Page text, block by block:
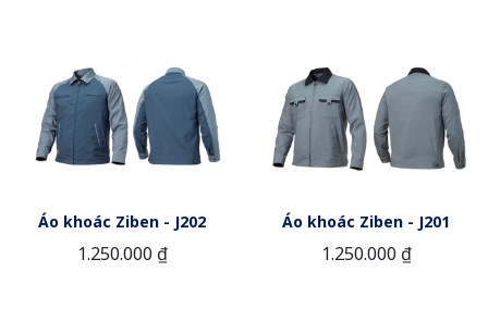
Áo khoác Ziben - J202
1.250.000 ₫
Áo khoác Ziben - J201
1.250.000 ₫